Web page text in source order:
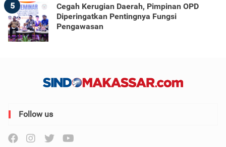
5
Cegah Kerugian Daerah, Pimpinan OPD
Diperingatkan Pentingnya Fungsi
Pengawasan
Follow us